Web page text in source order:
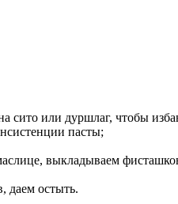
или дуршлаг, чтобы
пасты;
выкладываем
даем остыть.